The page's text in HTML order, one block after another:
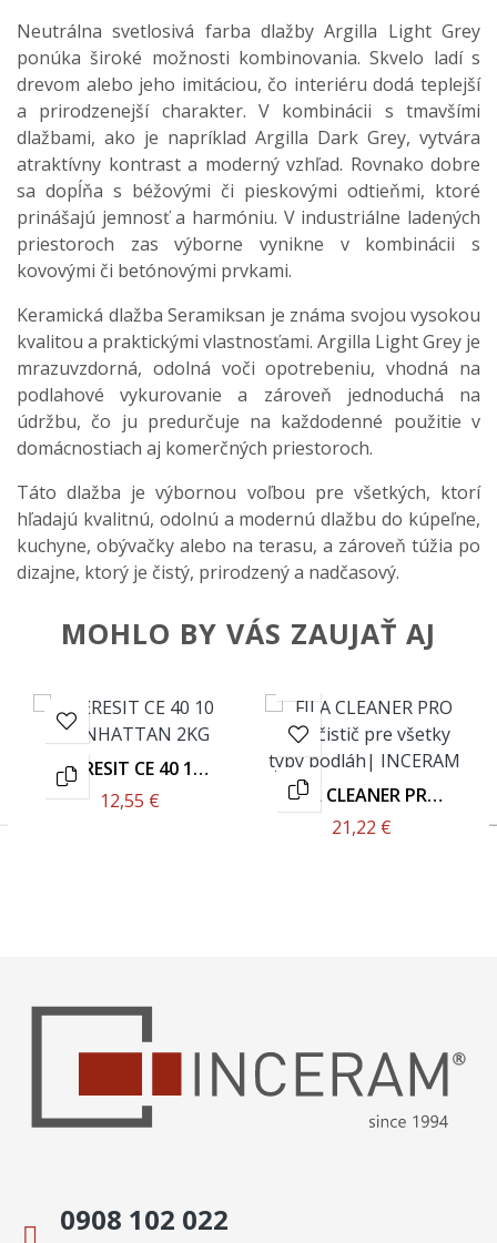
Neutrálna svetlosivá farba dlažby Argilla Light Grey
ponúka široké možnosti kombinovania. Skvelo ladí s
drevom alebo jeho imitáciou, čo interiéru dodá teplejší
a prirodzenejší charakter. V kombinácii s tmavšími
dlažbami, ako je napríklad Argilla Dark Grey, vytvára
atraktívny kontrast a moderný vzhľad. Rovnako dobre
sa dopĺňa s béžovými či pieskovými odtieňmi, ktoré
prinášajú jemnosť a harmóniu. V industriálne ladených
priestoroch zas výborne vynikne v kombinácii s
kovovými či betónovými prvkami.
Keramická dlažba Seramiksan je známa svojou vysokou
kvalitou a praktickými vlastnosťami. Argilla Light Grey je
mrazuvzdorná, odolná voči opotrebeniu, vhodná na
podlahové vykurovanie a zároveň jednoduchá na
údržbu, čo ju predurčuje na každodenné použitie v
domácnostiach aj komerčných priestoroch.
Táto dlažba je výbornou voľbou pre všetkých, ktorí
hľadajú kvalitnú, odolnú a modernú dlažbu do kúpeľne,
kuchyne, obývačky alebo na terasu, a zároveň túžia po
dizajne, ktorý je čistý, prirodzený a nadčasový.
MOHLO BY VÁS ZAUJAŤ AJ
CERESIT CE 40 10
MANHATTAN 2KG
12,55 €
FILA CLEANER PRO
1L
21,22 €
0908 102 022